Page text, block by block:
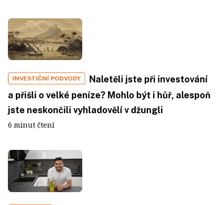
INVESTIČNÍ PODVODY
Naletěli jste při investování
a přišli o velké peníze? Mohlo být i hůř, alespoň
jste neskončili vyhladovělí v džungli
6 minut čtení